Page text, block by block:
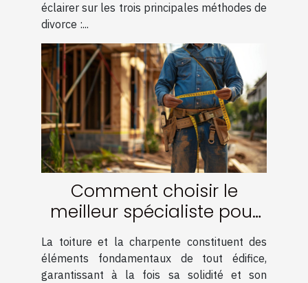
éclairer sur les trois principales méthodes de
divorce :...
Comment choisir le
meilleur spécialiste pour
votre charpente et
couverture
La toiture et la charpente constituent des
éléments fondamentaux de tout édifice,
garantissant à la fois sa solidité et son